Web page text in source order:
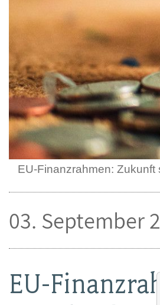
EU-Finanzrahmen:
EU-
03. September